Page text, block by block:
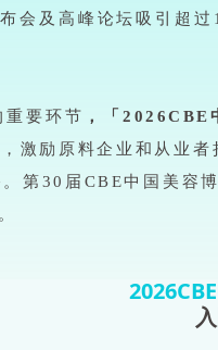
会及高峰论坛吸引超过
重要环节 ，「2026CBE
激励原料企业和从业者
第30届CBE中国美容